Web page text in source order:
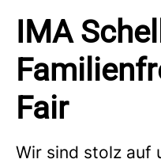
IMA
Fair
Wir sind stolz auf